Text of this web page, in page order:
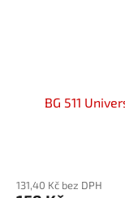
BG 511
produktu
131,40 Kč bez DPH